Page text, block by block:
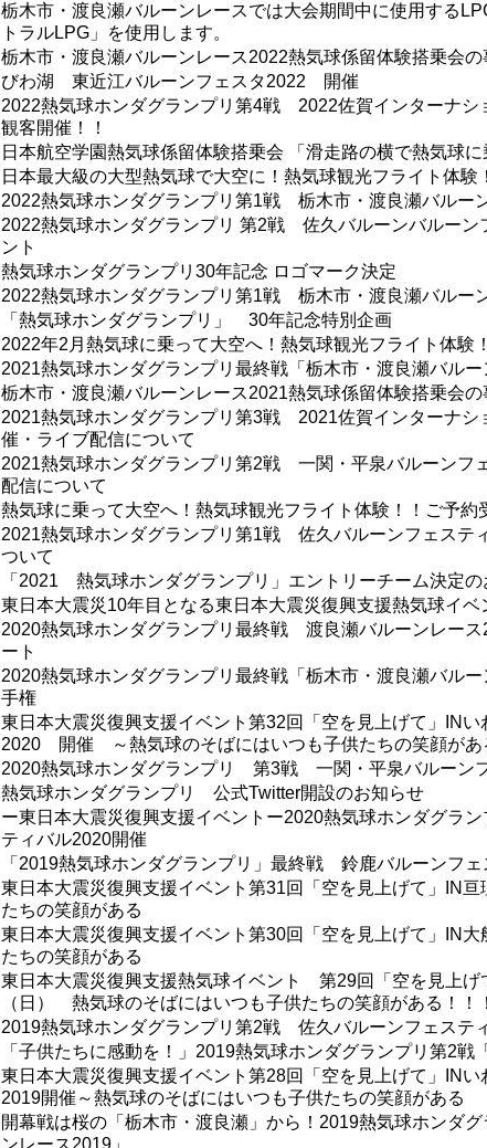
栃木市・渡良瀬バルーンレースでは大会期間中に使用する
トラルLPG」を使用します。
栃木市・渡良瀬バルーンレース2022熱気球係留体験搭乗会
びわ湖 東近江バルーンフェスタ2022 開催
2022熱気球ホンダグランプリ第4戦 2022佐賀インターナ
観客開催！！
日本航空学園熱気球係留体験搭乗会 「滑走路の横で熱気球に
日本最大級の大型熱気球で大空に！熱気球観光フライト体験
2022熱気球ホンダグランプリ第1戦 栃木市・渡良瀬バルー
2022熱気球ホンダグランプリ 第2戦 佐久バルーンバルー
ント
熱気球ホンダグランプリ30年記念 ロゴマーク決定
2022熱気球ホンダグランプリ第1戦 栃木市・渡良瀬バルー
「熱気球ホンダグランプリ」 30年記念特別企画
2022年2月熱気球に乗って大空へ！熱気球観光フライト体験
2021熱気球ホンダグランプリ最終戦「栃木市・渡良瀬バルー
栃木市・渡良瀬バルーンレース2021熱気球係留体験搭乗会
2021熱気球ホンダグランプリ第3戦 2021佐賀インターナ
催・ライブ配信について
2021熱気球ホンダグランプリ第2戦 一関・平泉バルーン
配信について
熱気球に乗って大空へ！熱気球観光フライト体験！！ご予約
2021熱気球ホンダグランプリ第1戦 佐久バルーンフェス
ついて
「2021 熱気球ホンダグランプリ」エントリーチーム決定の
東日本大震災10年目となる東日本大震災復興支援熱気球イベ
2020熱気球ホンダグランプリ最終戦 渡良瀬バルーンレー
ート
2020熱気球ホンダグランプリ最終戦「栃木市・渡良瀬バル
手権
東日本大震災復興支援イベント第32回「空を見上げて」IN
2020 開催 ～熱気球のそばにはいつも子供たちの笑顔があ
2020熱気球ホンダグランプリ 第3戦 一関・平泉バルーン
熱気球ホンダグランプリ 公式Twitter開設のお知らせ
ー東日本大震災復興支援イベントー2020熱気球ホンダグラ
ティバル2020開催
「2019熱気球ホンダグランプリ」最終戦 鈴鹿バルーンフ
東日本大震災復興支援イベント第31回「空を見上げて」IN
たちの笑顔がある
東日本大震災復興支援イベント第30回「空を見上げて」IN
たちの笑顔がある
東日本大震災復興支援熱気球イベント 第29回「空を見上
（日） 熱気球のそばにはいつも子供たちの笑顔がある！！！
2019熱気球ホンダグランプリ第2戦 佐久バルーンフェス
「子供たちに感動を！」2019熱気球ホンダグランプリ第2戦
東日本大震災復興支援イベント第28回「空を見上げて」IN
2019開催～熱気球のそばにはいつも子供たちの笑顔がある
開幕戦は桜の「栃木市・渡良瀬」から！2019熱気球ホンダ
ンレース2019」